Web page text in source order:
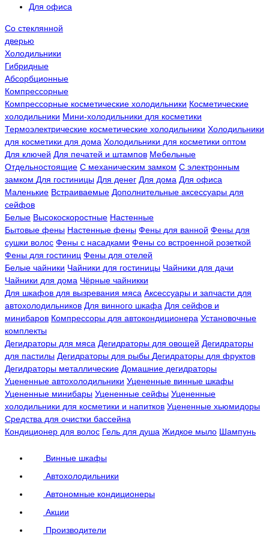
Для офиса
Со стеклянной
дверью
Холодильники
Гибридные
Абсорбционные
Компрессорные
Компрессорные косметические холодильники Косметические
холодильники Мини-холодильники для косметики
Термоэлектрические косметические холодильники Холодильники
для косметики для дома Холодильники для косметики оптом
Для ключей Для печатей и штампов Мебельные
Отдельностоящие С механическим замком С электронным
замком Для гостиницы Для денег Для дома Для офиса
Маленькие Встраиваемые Дополнительные аксессуары для
сейфов
Белые Высокоскоростные Настенные
Бытовые фены Настенные фены Фены для ванной Фены для
сушки волос Фены с насадками Фены со встроенной розеткой
Фены для гостиниц Фены для отелей
Белые чайники Чайники для гостиницы Чайники для дачи
Чайники для дома Чёрные чайникки
Для шкафов для вызревания мяса Аксессуары и запчасти для
автохолодильников Для винного шкафа Для сейфов и
минибаров Компрессоры для автокондиционера Установочные
комплекты
Дегидраторы для мяса Дегидраторы для овощей Дегидраторы
для пастилы Дегидраторы для рыбы Дегидраторы для фруктов
Дегидраторы металлические Домашние дегидраторы
Уцененные автохолодильники Уцененные винные шкафы
Уцененные минибары Уцененные сейфы Уцененные
холодильники для косметики и напитков Уцененные хьюмидоры
Средства для очистки бассейна
Кондиционер для волос Гель для душа Жидкое мыло Шампунь
Винные шкафы
Автохолодильники
Автономные кондиционеры
Акции
Производители